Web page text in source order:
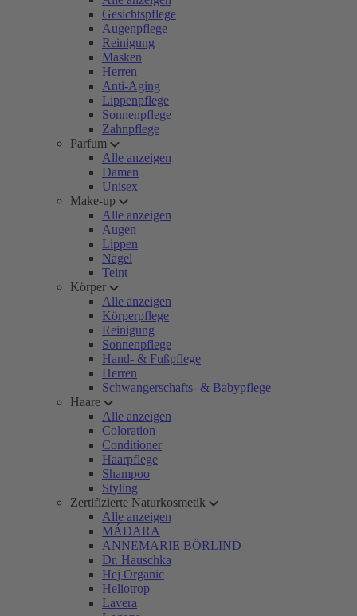
Gesichtspflege
Augenpflege
Reinigung
Masken
Herren
Anti-Aging
Lippenpflege
Sonnenpflege
Zahnpflege
Parfum
Alle anzeigen
Damen
Unisex
Make-up
Alle anzeigen
Augen
Lippen
Nägel
Teint
Körper
Alle anzeigen
Körperpflege
Reinigung
Sonnenpflege
Hand- & Fußpflege
Herren
Schwangerschafts- & Babypflege
Haare
Alle anzeigen
Coloration
Conditioner
Haarpflege
Shampoo
Styling
Zertifizierte Naturkosmetik
Alle anzeigen
MÁDARA
ANNEMARIE BÖRLIND
Dr. Hauschka
Hej Organic
Heliotrop
Lavera